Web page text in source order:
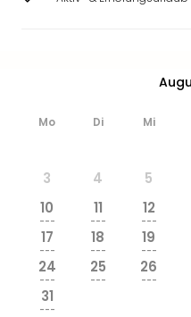
Mo Di Mi
3
4 5
10
---
11
---
12
---
17
---
18
---
19
---
24
---
25
---
26
---
31
---